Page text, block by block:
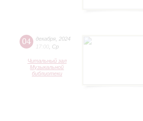
04 декабря 2024
17:00 Ср
Читальный зал
Музыкальной
библиотеки